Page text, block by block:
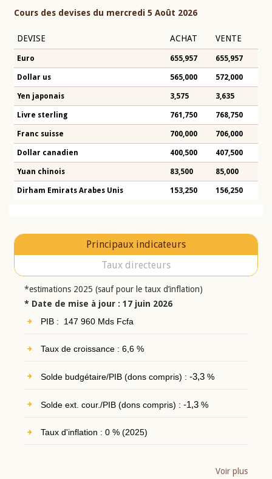
Cours des devises du mercredi 5 Août 2026
DEVISE ACHAT VENTE
Euro 655,957 655,957
Dollar us 565,000 572,000
Yen japonais 3,575 3,635
Livre sterling 761,750 768,750
Franc suisse 700,000 706,000
Dollar canadien 400,500 407,500
Yuan chinois 83,500 85,000
Dirham Emirats Arabes Unis 153,250 156,250
Principaux indicateurs
Taux directeurs
*estimations 2025 (sauf pour le taux d’inflation)
* Date de mise à jour : 17 juin 2026
PIB : 147 960 Mds Fcfa
Taux de croissance : 6,6 %
Solde budgétaire/PIB (dons compris) : -3,3%
Solde ext. cour./PIB (dons compris) : -1,3%
Taux d'inflation : 0 % (2025)
Voir plus